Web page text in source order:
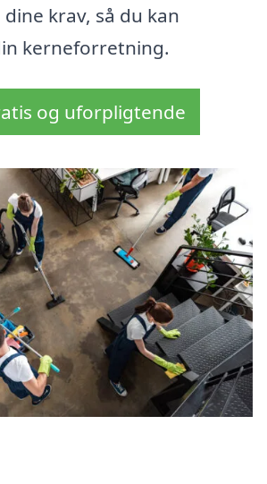
krav, så du kan
kerneforretning.
og uforpligtende